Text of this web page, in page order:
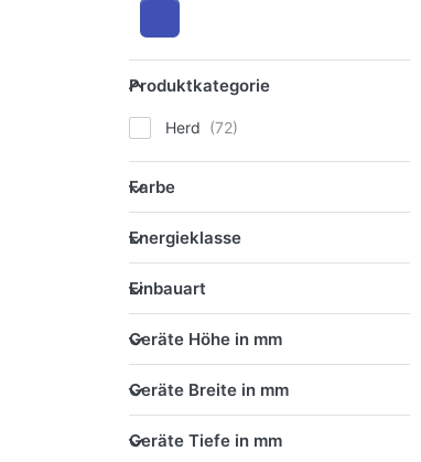
Produktkategorie
Produktkategorie
Herd
Farbe
Farbe
Energieklasse
Energieklasse
Einbauart
Einbauart
Geräte Höhe in mm
Geräte Höhe in mm
Geräte Breite in mm
Geräte Breite in mm
Geräte Tiefe in mm
Geräte Tiefe in mm